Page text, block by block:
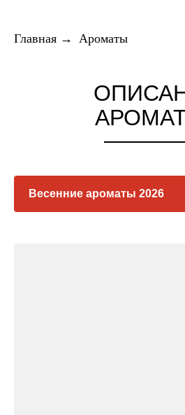
Главная → Ароматы